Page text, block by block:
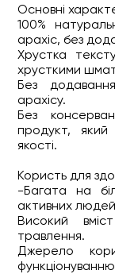
Основні
100%
арахіс, без
Хрустка
хрусткими
Без
арахісу.
Без
продукт, який
якості.
Користь для
-Багата на
активних
Високий
травлення.
Джерело